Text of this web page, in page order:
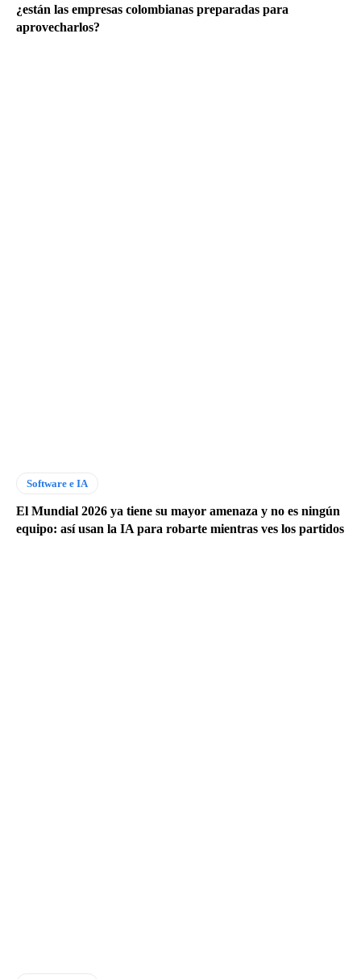
¿están las empresas colombianas preparadas para
aprovecharlos?
Software e IA
El Mundial 2026 ya tiene su mayor amenaza y no es ningún
equipo: así usan la IA para robarte mientras ves los partidos